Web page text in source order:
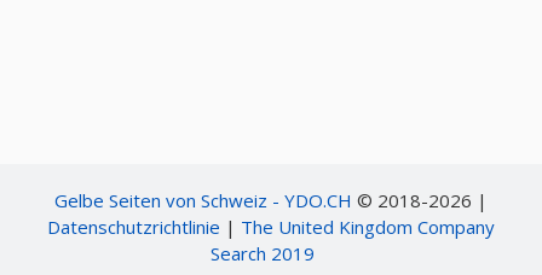
Gelbe Seiten von Schweiz - YDO.CH © 2018-2026 |
Datenschutzrichtlinie | The United Kingdom Company
Search 2019